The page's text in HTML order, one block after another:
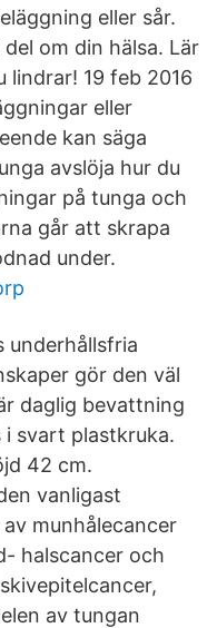
eller sår.
om din hälsa. Lär
lindrar! 19 feb 2016
eller
kan säga
avslöja hur du
på tunga och
går att skrapa
under.
underhållsfria
gör den väl
daglig bevattning
i svart plastkruka.
42 cm.
vanligast
munhålecancer
halscancer och
av tungan